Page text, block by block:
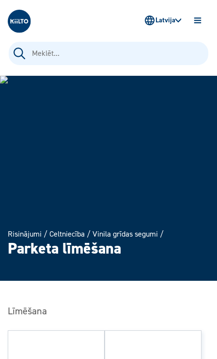
Kiilto Latvija
Meklēt:
Latvija
Risinājumi / Celtniecība / Vinila grīdas segumi /
Parketa līmēšana
Līmēšana